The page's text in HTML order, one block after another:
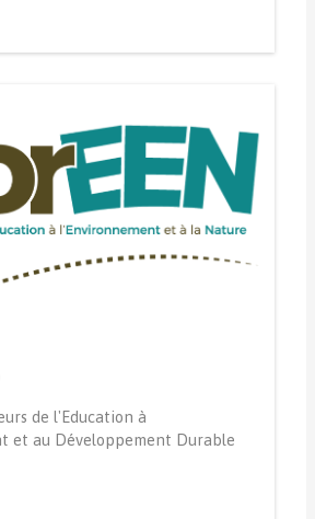
de l'Education à
et au Développement Durable